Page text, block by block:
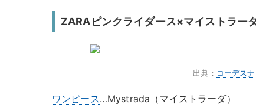
ZARAピンクライダース×マイストラー
出典： コーデス
ワンピース…Mystrada（マイストラーダ）